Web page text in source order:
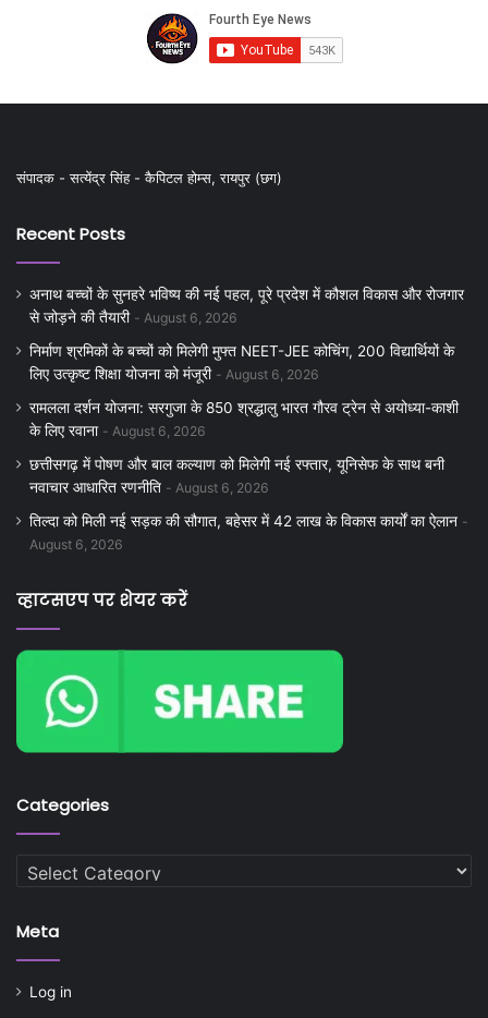
संपादक - सत्येंद्र सिंह - कैपिटल होम्स, रायपुर (छग)
Recent Posts
अनाथ बच्चों के सुनहरे भविष्य की नई पहल, पूरे प्रदेश में कौशल विकास और रोजगार
से जोड़ने की तैयारी
August 6, 2026
निर्माण श्रमिकों के बच्चों को मिलेगी मुफ्त NEET-JEE कोचिंग, 200 विद्यार्थियों के
लिए उत्कृष्ट शिक्षा योजना को मंजूरी
August 6, 2026
रामलला दर्शन योजना: सरगुजा के 850 श्रद्धालु भारत गौरव ट्रेन से अयोध्या-काशी
के लिए रवाना
August 6, 2026
छत्तीसगढ़ में पोषण और बाल कल्याण को मिलेगी नई रफ्तार, यूनिसेफ के साथ बनी
नवाचार आधारित रणनीति
August 6, 2026
तिल्दा को मिली नई सड़क की सौगात, बहेसर में 42 लाख के विकास कार्यों का ऐलान
August 6, 2026
व्हाटसएप पर शेयर करें
Categories
Categories
Meta
Log in